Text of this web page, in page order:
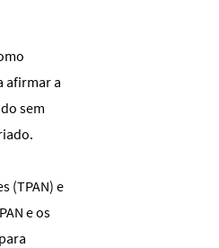
afirmar a
sem
(TPAN) e
e os